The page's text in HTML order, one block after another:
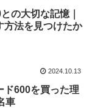
の大切な記憶｜
方法を見つけたか
2024.10.13
ド600を買った理
車